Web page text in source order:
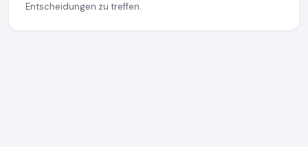
Entscheidungen zu treffen.